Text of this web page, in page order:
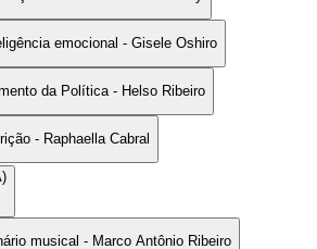
emocional - Gisele Oshiro
da Política - Helso Ribeiro
- Raphaella Cabral
musical - Marco Antônio Ribeiro